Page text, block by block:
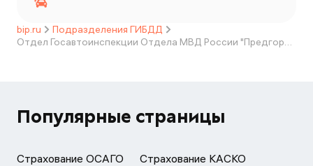
bip.ru
Подразделения ГИБДД
Отдел Госавтоинспекции Отдела МВД России "Предгорный"
Популярные страницы
Страхование ОСАГО Страхование КАСКО